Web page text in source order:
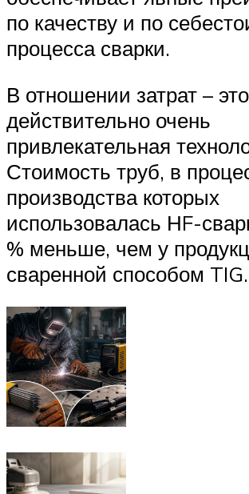
по качеству и по
процесса сварки.
В отношении затрат – это
действительно очень
привлекательная
Стоимость труб, в
производства которых
использовалась НF-
% меньше, чем у
сваренной способом TIG.